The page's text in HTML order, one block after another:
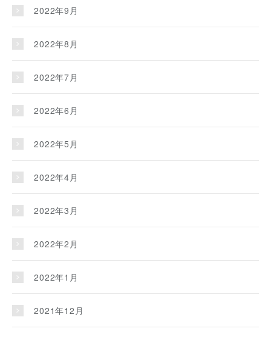
2022年9月
2022年8月
2022年7月
2022年6月
2022年5月
2022年4月
2022年3月
2022年2月
2022年1月
2021年12月